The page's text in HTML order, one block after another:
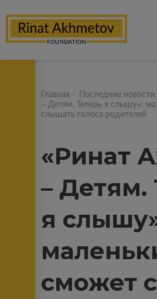
Главная - Последние
– Детям. Теперь я слышу»:
слышать голоса родителей
«Ринат
– Детям.
я
сможет